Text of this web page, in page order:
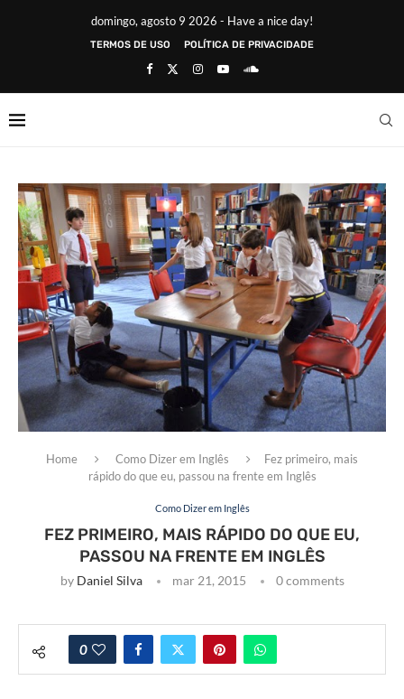
domingo, agosto 9 2026 - Have a nice day!
TERMOS DE USO POLÍTICA DE PRIVACIDADE
Home Como Dizer em Inglês
Fez primeiro, mais
rápido do que eu, passou na frente em Inglês
Como Dizer em Inglês
FEZ PRIMEIRO, MAIS RÁPIDO DO QUE EU,
PASSOU NA FRENTE EM INGLÊS
by Daniel Silva mar 21, 2015 0 comments
0